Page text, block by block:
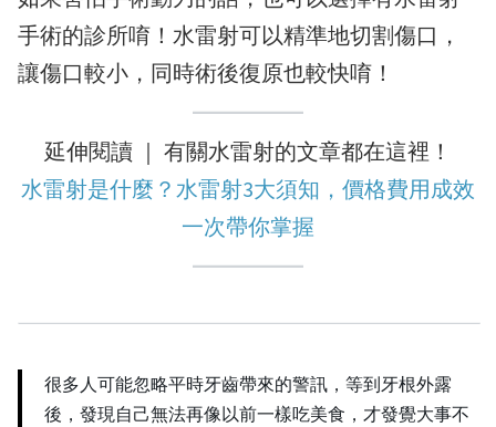
手術的診所唷！水雷射可以精準地切割傷口，
讓傷口較小，同時術後復原也較快唷！
延伸閱讀 ｜ 有關水雷射的文章都在這裡！
水雷射是什麼？水雷射3大須知，價格費用成效
一次帶你掌握
很多人可能忽略平時牙齒帶來的警訊，等到牙根外露
後，發現自己無法再像以前一樣吃美食，才發覺大事不